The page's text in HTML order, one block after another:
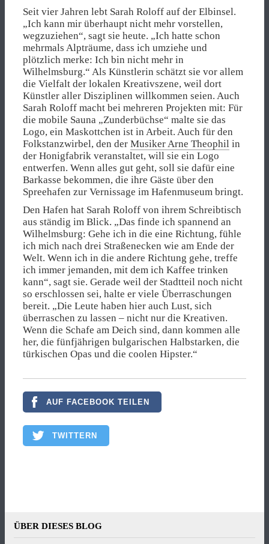
Seit vier Jahren lebt Sarah Roloff auf der Elbinsel.
„Ich kann mir überhaupt nicht mehr vorstellen,
wegzuziehen“, sagt sie heute. „Ich hatte schon
mehrmals Alpträume, dass ich umziehe und
plötzlich merke: Ich bin nicht mehr in
Wilhelmsburg.“ Als Künstlerin schätzt sie vor allem
die Vielfalt der lokalen Kreativszene, weil dort
Künstler aller Disziplinen willkommen seien. Auch
Sarah Roloff macht bei mehreren Projekten mit: Für
die mobile Sauna „Zunderbüchse“ malte sie das
Logo, ein Maskottchen ist in Arbeit. Auch für den
Folkstanzwirbel, den der Musiker Arne Theophil in
der Honigfabrik veranstaltet, will sie ein Logo
entwerfen. Wenn alles gut geht, soll sie dafür eine
Barkasse bekommen, die ihre Gäste über den
Spreehafen zur Vernissage im Hafenmuseum bringt.
Den Hafen hat Sarah Roloff von ihrem Schreibtisch
aus ständig im Blick. „Das finde ich spannend an
Wilhelmsburg: Gehe ich in die eine Richtung, fühle
ich mich nach drei Straßenecken wie am Ende der
Welt. Wenn ich in die andere Richtung gehe, treffe
ich immer jemanden, mit dem ich Kaffee trinken
kann“, sagt sie. Gerade weil der Stadtteil noch nicht
so erschlossen sei, halte er viele Überraschungen
bereit. „Die Leute haben hier auch Lust, sich
überraschen zu lassen – nicht nur die Kreativen.
Wenn die Schafe am Deich sind, dann kommen alle
her, die fünfjährigen bulgarischen Halbstarken, die
türkischen Opas und die coolen Hipster.“
AUF FACEBOOK TEILEN
TWITTERN
ÜBER DIESES BLOG